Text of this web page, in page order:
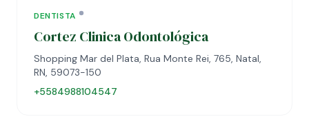
DENTISTA
Cortez Clinica Odontológica
Shopping Mar del Plata, Rua Monte Rei, 765, Natal,
RN, 59073-150
+5584988104547